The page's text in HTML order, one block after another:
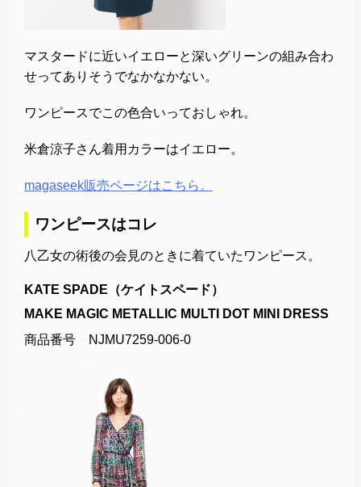
マスタードに近いイエローと深いグリーンの組み合わ
せってありそうでなかなかない。
ワンピースでこの色合いっておしゃれ。
米倉涼子さん着用カラーはイエロー。
magaseek販売ページはこちら。
ワンピースはコレ
八乙女の術後の会見のときに着ていたワンピース。
KATE SPADE（ケイトスペード）
MAKE MAGIC METALLIC MULTI DOT MINI DRESS
商品番号 NJMU7259-006-0